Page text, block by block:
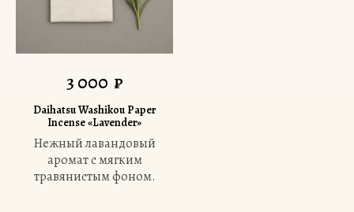
3 000 ₽
Daihatsu Washikou Paper
Incense «Lavender»
Нежный лавандовый
аромат с мягким
травянистым фоном.